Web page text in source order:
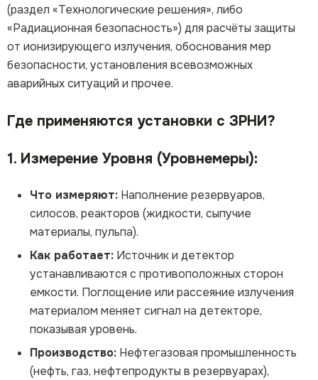
(раздел «Технологические решения», либо
«Радиационная безопасность») для расчёты защиты
от ионизирующего излучения, обоснования мер
безопасности, установления всевозможных
аварийных ситуаций и прочее.
Где применяются установки с ЗРНИ?
1. Измерение Уровня (Уровнемеры):
Что измеряют: Наполнение резервуаров,
силосов, реакторов (жидкости, сыпучие
материалы, пульпа).
Как работает: Источник и детектор
устанавливаются с противоположных сторон
емкости. Поглощение или рассеяние излучения
материалом меняет сигнал на детекторе,
показывая уровень.
Производство: Нефтегазовая промышленность
(нефть, газ, нефтепродукты в резервуарах),